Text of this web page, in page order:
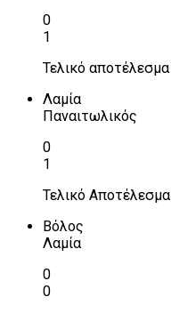
0
1
Τελικό αποτέλεσμα
Λαμία
Παναιτωλικός
0
1
Τελικό Αποτέλεσμα
Βόλος
Λαμία
0
0